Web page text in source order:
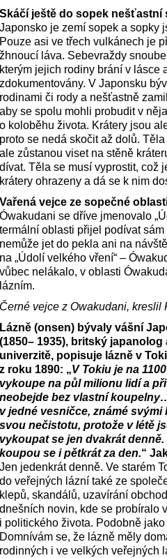
Skáčí ještě do sopek nešťastní
Japonsko je zemí sopek a sopky
Pouze asi ve třech vulkánech je
žhnoucí láva. Sebevraždy
kterým jejich rodiny brání v lásce
zdokumentovány. V Japonsku
rodinami či rody a nešťastně
aby se spolu mohli probudit v
o koloběhu života. Krátery jsou
proto se nedá skočit až dolů.
ale zůstanou viset na stěně
dívat. Těla se musí vyprostit, což
krátery ohrazeny a dá se k nim
Vařená vejce ze sopečné
Ówakudani se dříve jmenovalo
termální oblasti přijel podívat
nemůže jet do pekla ani na
na „Údolí velkého vření“ –
vůbec nelákalo, v oblasti
lázním.
Černé vejce z Owakudani, kreslil
Lázně (onsen) bývaly vášní
(1850– 1935), britský
univerzitě, popisuje lázně v
z roku 1890: „V Tokiu je na
vykoupe na půl milionu lidí a
neobejde bez vlastní
v jedné vesničce, známé
svou nečistotu, protože v létě
vykoupat se jen dvakrát
koupou se i pětkrát za den.“
Jen jedenkrát denně. Ve starém
do veřejných lázní také ze
klepů, skandálů, uzavírání
dnešních novin, kde se probíralo
i politického života. Podobně
Domnívám se, že lázně měly
rodinných i ve velkých veřejných